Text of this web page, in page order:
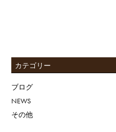
カテゴリー
ブログ
NEWS
その他